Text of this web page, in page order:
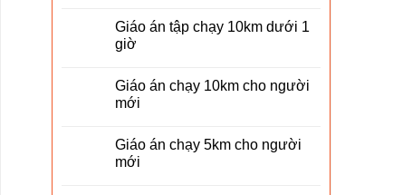
Giáo án tập chạy 10km dưới 1
giờ
Giáo án chạy 10km cho người
mới
Giáo án chạy 5km cho người
mới